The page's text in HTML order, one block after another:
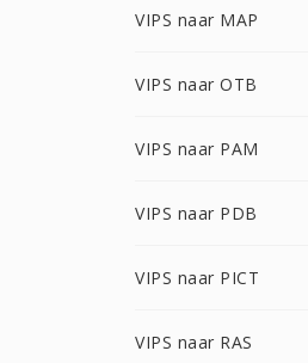
VIPS naar MAP
VIPS naar OTB
VIPS naar PAM
VIPS naar PDB
VIPS naar PICT
VIPS naar RAS